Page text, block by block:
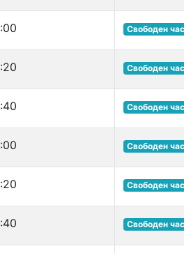
Свободен час
Свободен час
Свободен час
Свободен час
Свободен час
Свободен час